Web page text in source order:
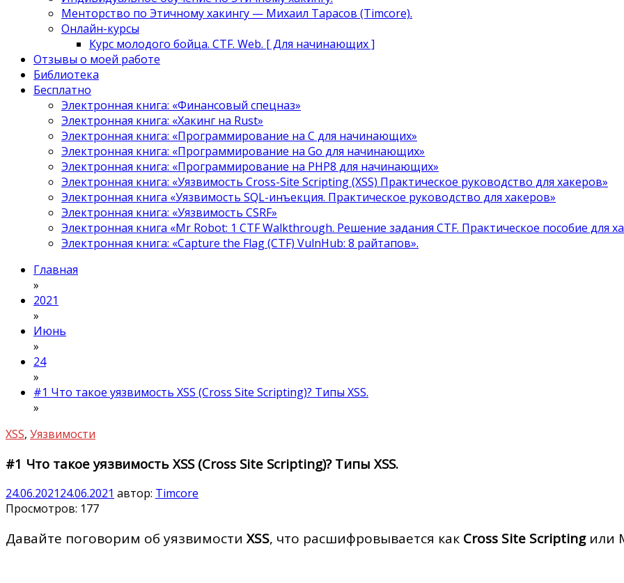
Менторство по Этичному хакингу — Михаил Тарасов (Timcore).
Онлайн-курсы
Курс молодого бойца. CTF. Web. [ Для начинающих ]
Отзывы о моей работе
Библиотека
Бесплатно
Электронная книга: «Финансовый спецназ»
Электронная книга: «Хакинг на Rust»
Электронная книга: «Программирование на C для начинающих»
Электронная книга: «Программирование на Go для начинающих»
Электронная книга: «Программирование на PHP8 для начинающих»
Электронная книга: «Уязвимость Cross-Site Scripting (XSS) Практическое руководство для хакеров»
Электронная книга «Уязвимость SQL-инъекция. Практическое руководство для хакеров»
Электронная книга: «Уязвимость CSRF»
Электронная книга «Mr Robot: 1 CTF Walkthrough. Решение задания CTF. Практическое пособие для
Электронная книга: «Capture the Flag (CTF) VulnHub: 8 райтапов».
Главная
»
2021
»
Июнь
»
24
»
#1 Что такое уязвимость XSS (Cross Site Scripting)? Типы XSS.
»
XSS, Уязвимости
#1 Что такое уязвимость XSS (Cross Site Scripting)? Типы XSS.
24.06.202124.06.2021 автор: Timcore
Просмотров: 177
Давайте поговорим об уязвимости XSS, что расшифровывается как Cross Site Scriptingили